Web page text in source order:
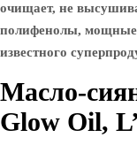
очищает, не
полифенолы, мощные
известного
Масло-
Glow Oil,